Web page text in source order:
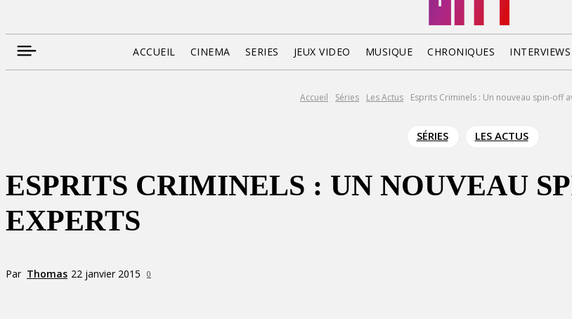
ACCUEIL CINEMA SERIES JEUX VIDEO MUSIQUE CHRONIQUES INTERVIEWS
Accueil Séries Les Actus Esprits Criminels : Un nouveau spin-off
SÉRIES LES ACTUS
ESPRITS CRIMINELS : UN NOUVEAU
EXPERTS
Par Thomas 22 janvier 2015 0